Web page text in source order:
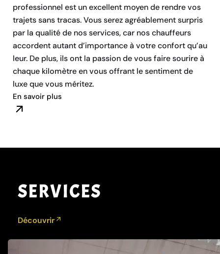
professionnel est un excellent moyen de rendre vos
trajets sans tracas. Vous serez agréablement surpris
par la qualité de nos services, car nos chauffeurs
accordent autant d’importance à votre confort qu’au
leur. De plus, ils ont la passion de vous faire sourire à
chaque kilomètre en vous offrant le sentiment de
luxe que vous méritez.
En savoir plus
SERVICES
Découvrir